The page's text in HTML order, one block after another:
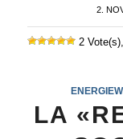
2.
2
LA